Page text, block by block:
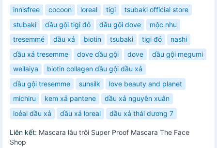
innisfree cocoon loreal tigi
tsubaki official store
stubaki
dầu gội tigi đỏ dầu gội dove
mộc nhu
tresemmé
dầu xả biotin tsubaki tigi đỏ
nashi
dầu xả tresemme
dove dầu gội dove
dầu gội megumi
weilaiya
biotin collagen dầu gội dầu xả
dầu gội tresemme
sunsilk
love beauty and planet
michiru
kem xả pantene
dầu xả nguyên xuân
loẻal dầu xả
dầu xả loreal dầu xả thái dương 7
Liên kết: Mascara lâu trôi Super Proof Mascara The Face
Shop